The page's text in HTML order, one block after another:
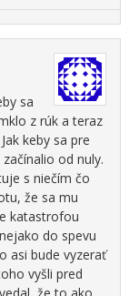
sa
z rúk a teraz
keby sa pre
od nuly.
s niečím čo
že sa mu
katastrofou
do spevu
asi bude vyzerať
vyšli pred